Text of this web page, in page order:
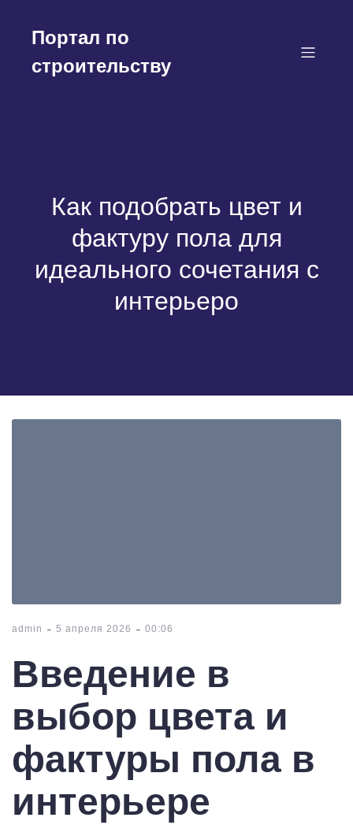
содержимому
Портал по
строительству
Как подобрать цвет и
фактуру пола для
идеального сочетания с
интерьеро
admin - 5 апреля 2026 - 00:06
Введение в
выбор цвета и
фактуры пола в
интерьере